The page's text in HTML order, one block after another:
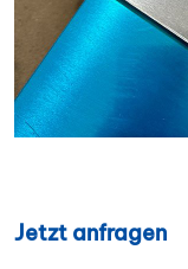
Jetzt anfragen